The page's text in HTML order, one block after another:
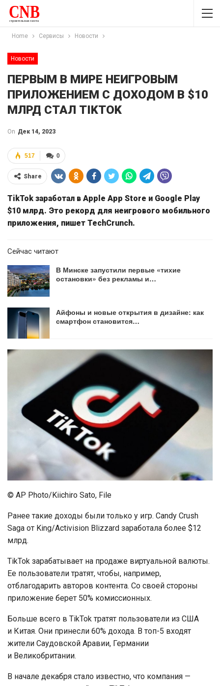
Home Сервисы Новости
Новости
ПЕРВЫМ В МИРЕ НЕИГРОВЫМ
ПРИЛОЖЕНИЕМ С ДОХОДОМ В $10
МЛРД СТАЛ TIKTOK
On Дек 14, 2023
0
517
Share
TikTok заработал в Apple App Store и Google Play
$10 млрд. Это рекорд для неигрового мобильного
приложения, пишет TechCrunch.
Сейчас читают
В Минске запустили первые «тихие
остановки» без рекламы и…
Айфоны и новые открытия в дизайне: как
смартфон становится…
© AP Photo/Kiichiro Sato, File
Ранее такие доходы были только у игр. Candy Crush
Saga от King/Activision Blizzard заработала более $12
млрд.
TikTok зарабатывает на продаже виртуальной валюты.
Ее пользователи тратят, чтобы, например,
отблагодарить авторов контента. Со своей стороны
приложение берет 50% комиссионных.
Больше всего в TikTok тратят пользователи из США
и Китая. Они принесли 60% дохода. В топ-5 входят
жители Саудовской Аравии, Германии
и Великобритании.
В начале декабря стало известно, что компания —